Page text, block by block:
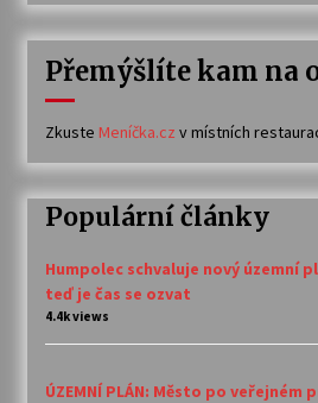
Přemýšlíte kam na
Zkuste Meníčka.cz v místních
Populární články
Humpolec schvaluje nový územní
teď je čas se ozvat
4.4k views
ÚZEMNÍ PLÁN: Město po veřejném